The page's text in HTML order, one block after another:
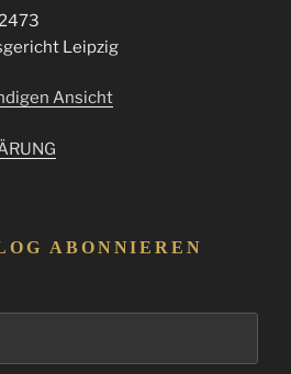
Leipzig
Ansicht
ABONNIEREN